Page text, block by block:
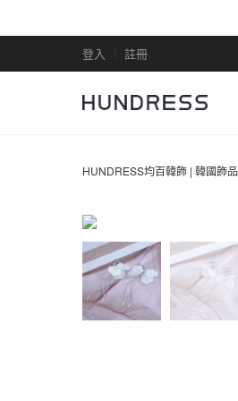
登入 註冊
HUNDRESS均百韓飾 | 韓國飾品